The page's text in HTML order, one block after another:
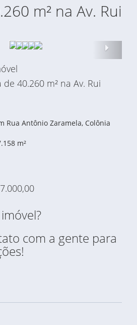
m² na Av. Rui
40.260 m² na Av. Rui
Rua Antônio Zaramela, Colônia
m²
com a gente para